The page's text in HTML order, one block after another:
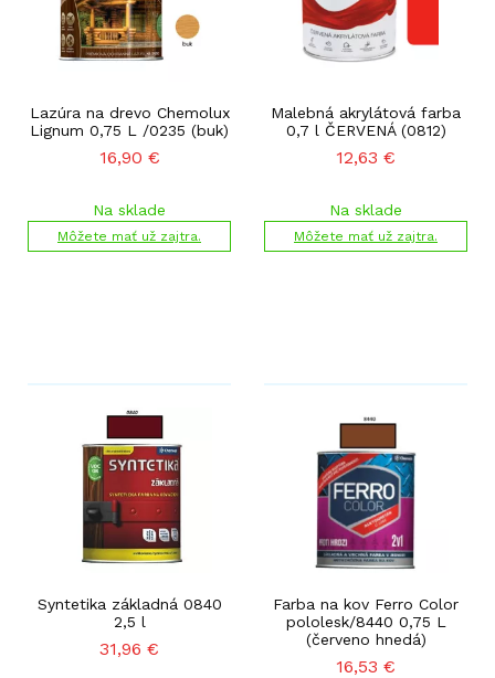
Lazúra na drevo Chemolux
Lignum 0,75 L /0235 (buk)
16,90 €
Na sklade
Môžete mať už zajtra.
Malebná akrylátová farba
0,7 l ČERVENÁ (0812)
12,63 €
Na sklade
Môžete mať už zajtra.
Syntetika základná 0840
2,5 l
31,96 €
Farba na kov Ferro Color
pololesk/8440 0,75 L
(červeno hnedá)
16,53 €